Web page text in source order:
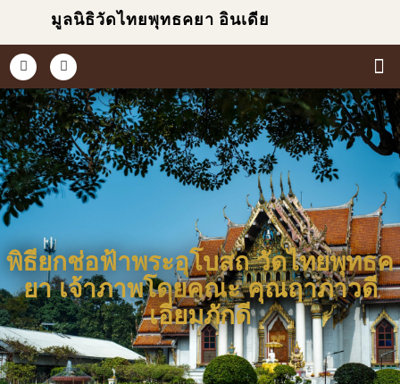
มูลนิธิวัดไทยพุทธคยา อินเดีย
พิธียกช่อฟ้าพระอุโบสถ วัดไทยพุทธค
ยา เจ้าภาพโดยคณะ คุณฤาภาวดี
เอี่ยมภักดี